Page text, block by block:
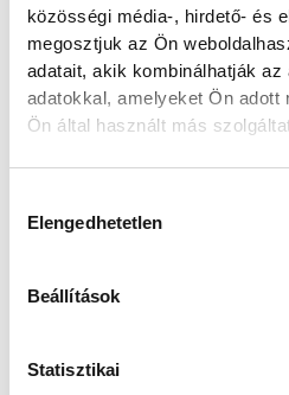
közösségi média-, hirdető- és
megosztjuk az Ön
adatait, akik kombinálhatják az
adatokkal, amelyeket Ön adott
Ön által használt más
Elengedhetetlen
Beállítások
Statisztikai